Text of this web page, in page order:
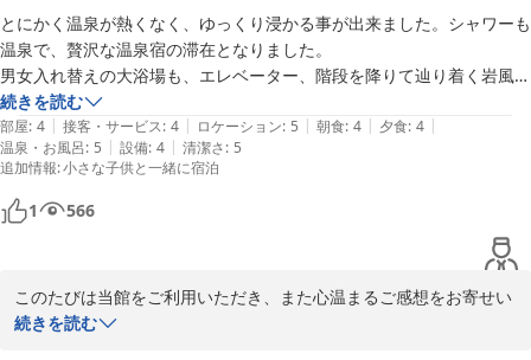
当館は歴史ある湯宿として、多くのお客様に愛されてまいりまし
た。武田信玄公ゆかりの歴史や、山県昌景公にまつわる文化ととも
に、源泉かけ流しの温泉で心安らぐひとときをお過ごしいただける
よう努めております。
「一度は行ってみる価値がある」とのお言葉は、この上ないお褒め
の言葉であり、大変光栄に存じます。
これからも伝統を大切にしながら、皆様にご満足いただけるおもて
なしを心掛けてまいります。ぜひ四度目のご来館も、スタッフ一同
心よりお待ちしております。
とにかく温泉が熱くなく、ゆっくり浸かる事が出来ました。シャワーも
温泉で、贅沢な温泉宿の滞在となりました。
男女入れ替えの大浴場も、エレベーター、階段を降りて辿り着く岩風呂
も、眺めも温度も最高でした。
建物自体は古さを感じるものの、清掃が行き届いていて問題なく過ごせ
ました。
お風呂場のアメニティは必要最低限の為、女性は使い慣れている物をあ
る程度持参した方がいいと思います。
お食事は量も充分で、美味しくいただきました。
子供が小学校3年生で割と食べる方の為、プランのお子様料理ではボリ
ュームが不安で問い合わせたところ、差額を現地で精算する形で高学年
向けメニューにグレードアップしました。
かなりしっかりボリュームがあった為、結局食べ切る事が出来ず申し訳
続きを読む
部屋: 4 | 接客・サービス: 4 | ロケーション: 5 | 朝食: 4 | 夕食: 4 |
温泉・お風呂: 5 | 設備: 4 | 清潔さ: 5
追加情報:小さな子供と一緒に宿泊
1 566
このたびは当館をご利用いただき、また心温まるご感想をお寄せい
ただきまして誠にありがとうございます。
続きを読む